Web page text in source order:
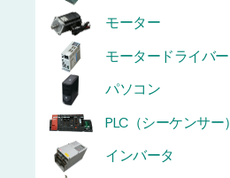
モーター
モータードライバー
パソコン
PLC（シーケンサー）
インバータ